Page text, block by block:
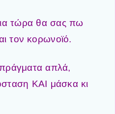
τώρα θα σας πω
τον κορωνοϊό.
απλά,
ΚΑΙ μάσκα κι